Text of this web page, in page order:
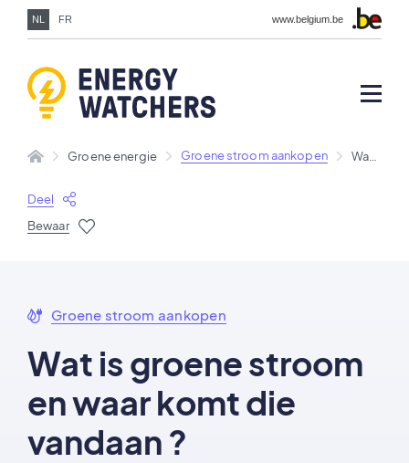
NL FR www.belgium.be
Groene energie Groene stroom aankopen
Deel
Bewaar
Groene stroom aankopen
Wat is groene stroom
en waar komt die
vandaan ?